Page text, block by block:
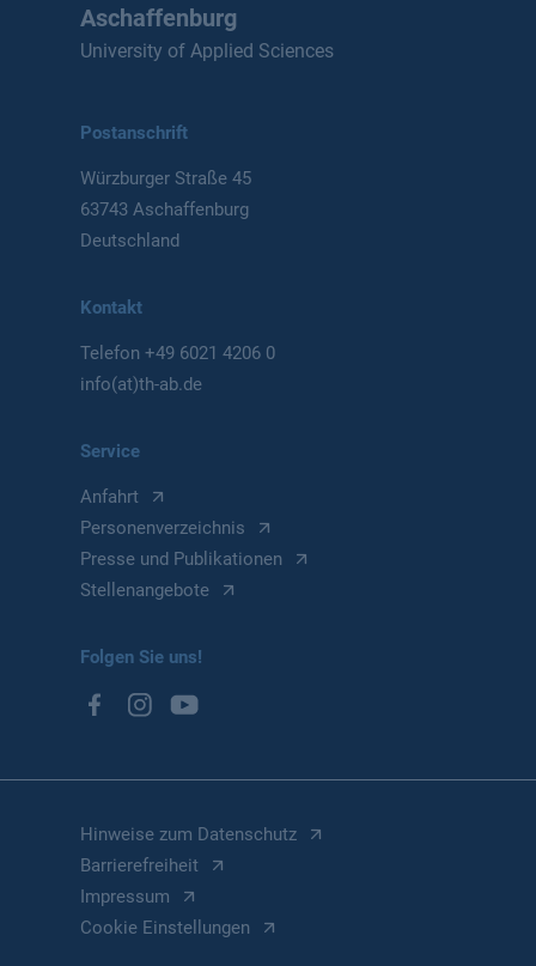
Aschaffenburg
University of Applied Sciences
Postanschrift
Würzburger Straße 45
63743 Aschaffenburg
Deutschland
Kontakt
Telefon+49 6021 4206 0
info(at)th-ab.de
Service
Anfahrt
Personenverzeichnis
Presse und Publikationen
Stellenangebote
Folgen Sie uns!
Hinweise zum Datenschutz
Barrierefreiheit
Impressum
Cookie Einstellungen